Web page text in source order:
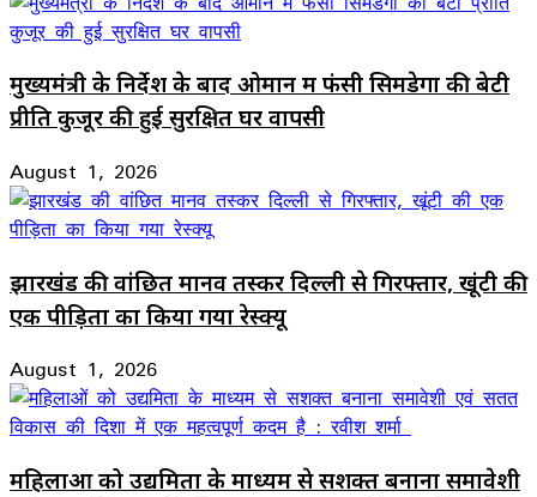
मुख्यमंत्री के निर्देश के बाद ओमान में फंसी सिमडेगा की बेटी
प्रीति कुजूर की हुई सुरक्षित घर वापसी
August 1, 2026
झारखंड की वांछित मानव तस्कर दिल्ली से गिरफ्तार, खूंटी की
एक पीड़िता का किया गया रेस्क्यू
August 1, 2026
महिलाओं को उद्यमिता के माध्यम से सशक्त बनाना समावेशी